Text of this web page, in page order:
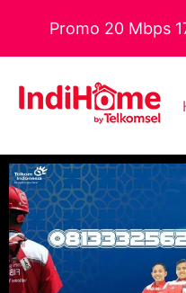
Promo 20 Mbps